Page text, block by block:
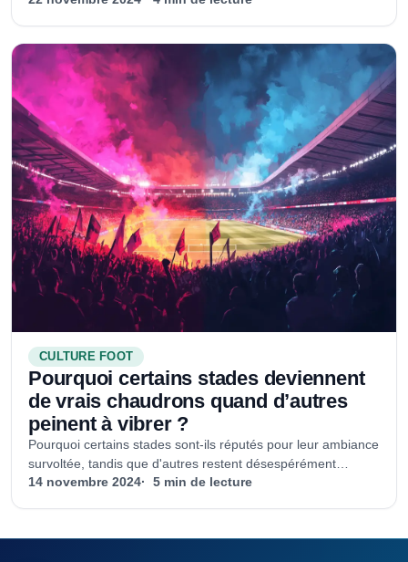
CULTURE FOOT
Pourquoi certains stades deviennent
de vrais chaudrons quand d’autres
peinent à vibrer ?
Pourquoi certains stades sont-ils réputés pour leur ambiance
survoltée, tandis que d'autres restent désespérément
silencieux ? Découvrez les secrets qui transforment un stade
14 novembre 2024 5 min de lecture